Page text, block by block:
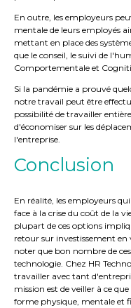
En outre, les employeurs
mentale de leurs employés
mettant en place des
que le conseil, le suivi de
Comportementale et
Si la pandémie a prouvé
notre travail peut être
possibilité de travailler
d'économiser sur les
l'entreprise.
Conclusion
En réalité, les employeurs
face à la crise du coût de la
plupart de ces options
retour sur investissement
noter que bon nombre de
technologie. Chez HR
travailler avec tant
mission est de veiller à ce
forme physique, mentale et